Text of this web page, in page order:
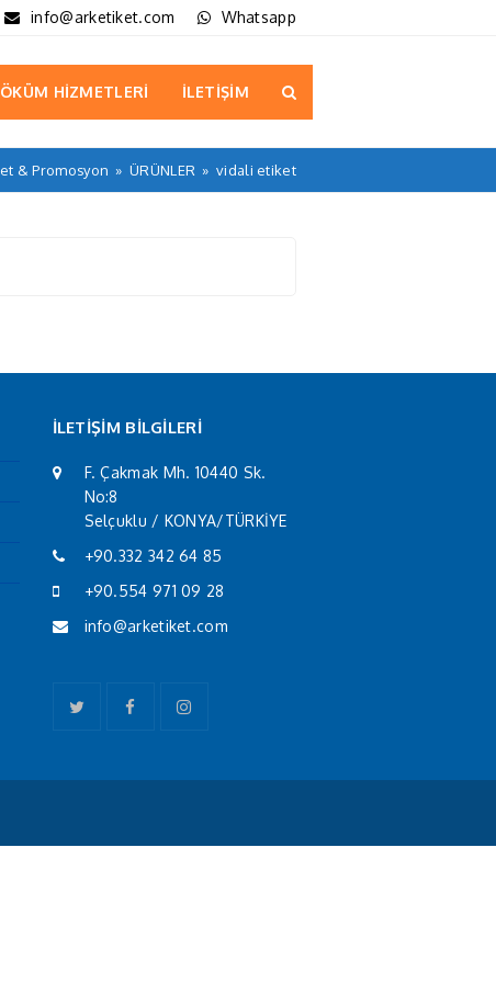
info@arketiket.com Whatsapp
HİZMETLERİ İLETİŞİM
& Promosyon » ÜRÜNLER » vidali etiket
İLETİŞİM BİLGİLERİ
F. Çakmak Mh. 10440 Sk.
No:8
Selçuklu / KONYA/TÜRKİYE
+90.332 342 64 85
+90.554 971 09 28
info@arketiket.com
TwitterFacebookInstagram